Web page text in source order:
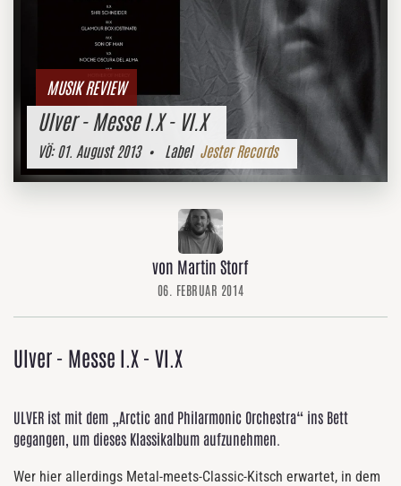
MUSIK REVIEW
Ulver - Messe I.X - VI.X
VÖ:01. August 2013• Label Jester Records
von Martin Storf
06. FEBRUAR 2014
Ulver - Messe I.X - VI.X
ULVER ist mit dem „Arctic and Philarmonic Orchestra“ ins Bett
gegangen, um dieses Klassikalbum aufzunehmen.
Wer hier allerdings Metal-meets-Classic-Kitsch erwartet, in dem